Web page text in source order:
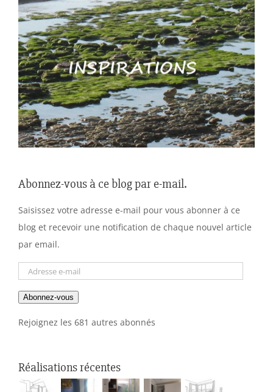
Abonnez-vous à ce blog par e-mail.
Saisissez votre adresse e-mail pour vous abonner à ce
blog et recevoir une notification de chaque nouvel article
par email.
Adresse
mail
Abonnez-vous
Rejoignez les 681 autres abonnés
Réalisations récentes